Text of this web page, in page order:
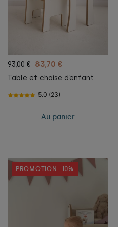
93,00 € 83,70 €
Table et chaise d’enfant
5.0 (23)
Au panier
PROMOTION -10%